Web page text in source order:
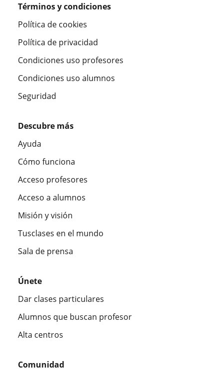
Términos y condiciones
Política de cookies
Política de privacidad
Condiciones uso profesores
Condiciones uso alumnos
Seguridad
Descubre más
Ayuda
Cómo funciona
Acceso profesores
Acceso a alumnos
Misión y visión
Tusclases en el mundo
Sala de prensa
Únete
Dar clases particulares
Alumnos que buscan profesor
Alta centros
Comunidad